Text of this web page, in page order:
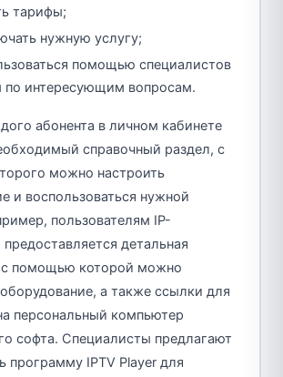
тарифы;
нужную услугу;
помощью специалистов
интересующим вопросам.
абонента в личном кабинете
справочный раздел, с
можно настроить
и воспользоваться нужной
пользователям IP-
детальная
с помощью которой можно
а также ссылки для
персональный компьютер
софта. Специалисты предлагают
программу IPTV Player для